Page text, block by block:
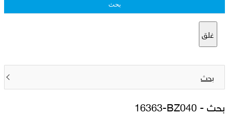
بحث
غلق
بحث
بحث -16363-BZ040